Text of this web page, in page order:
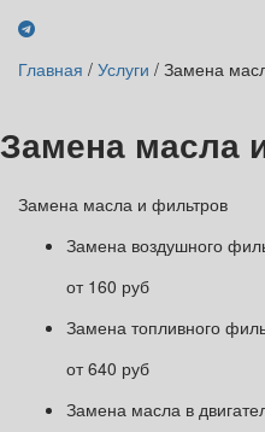
Главная / Услуги / Замена
Замена масла
Замена масла и фильтров
Замена воздушного
от 160 руб
Замена топливного
от 640 руб
Замена масла в